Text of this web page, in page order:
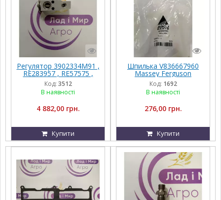
Регулятор 3902334M91 ,
RE283957 , RE57575 ,
RE174764 , AL160578
Код: 3512
В наявності
4 882,00 грн.
Купити
Шпилька V836667960
Massey Ferguson
Код: 1692
В наявності
276,00 грн.
Купити